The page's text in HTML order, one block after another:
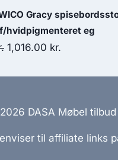
Gracy
hvidpigmenteret eg
1,016.00 kr.
DASA Møbel tilbud
til affiliate links